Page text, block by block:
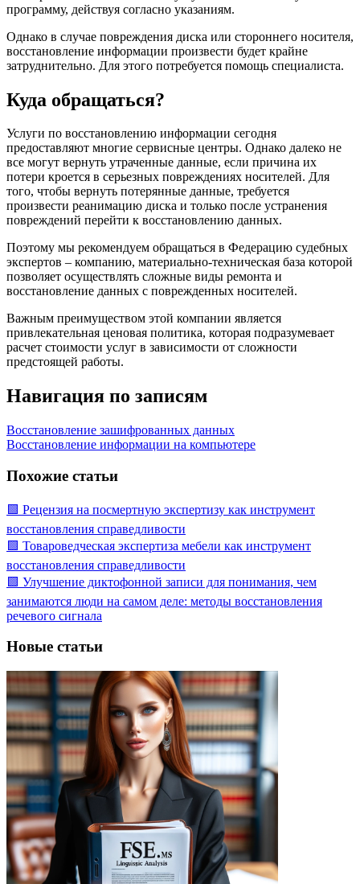
программу, действуя согласно указаниям.
Однако в случае повреждения диска или стороннего носителя,
восстановление информации произвести будет крайне
затруднительно. Для этого потребуется помощь специалиста.
Куда обращаться?
Услуги по восстановлению информации сегодня
предоставляют многие сервисные центры. Однако далеко не
все могут вернуть утраченные данные, если причина их
потери кроется в серьезных повреждениях носителей. Для
того, чтобы вернуть потерянные данные, требуется
произвести реанимацию диска и только после устранения
повреждений перейти к восстановлению данных.
Поэтому мы рекомендуем обращаться в Федерацию судебных
экспертов – компанию, материально-техническая база которой
позволяет осуществлять сложные виды ремонта и
восстановление данных с поврежденных носителей.
Важным преимуществом этой компании является
привлекательная ценовая политика, которая подразумевает
расчет стоимости услуг в зависимости от сложности
предстоящей работы.
Навигация по записям
Восстановление зашифрованных данных
Восстановление информации на компьютере
Похожие статьи
🟩 Рецензия на посмертную экспертизу как инструмент
восстановления справедливости
🟩 Товароведческая экспертиза мебели как инструмент
восстановления справедливости
🟩 Улучшение диктофонной записи для понимания, чем
занимаются люди на самом деле: методы восстановления
речевого сигнала
Новые статьи